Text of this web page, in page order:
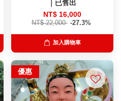
｜已售出
NT$ 16,000
NT$ 22,000 -27.3%
加入購物車
優惠